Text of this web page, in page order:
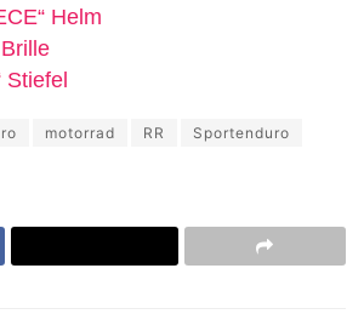
Helm
Stiefel
motorrad RR
Sportenduro